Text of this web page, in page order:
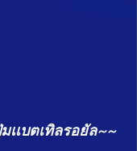
เเบตเทิลรอยัล~~